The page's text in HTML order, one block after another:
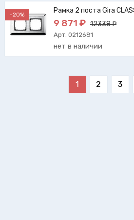
-20% Рамка 2 поста Gira
9 871 ₽ 12338 ₽
Арт. 0212681
нет в наличии
1 2 3